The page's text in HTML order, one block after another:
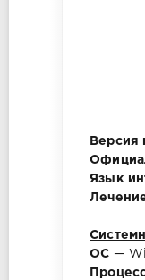
Версия
Язык
ОС —